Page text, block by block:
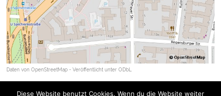
Daten vonOpenStreetMap - Veröffentlicht unterODbL
Diese Website benutzt Cookies. Wenn du die Website weiter